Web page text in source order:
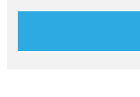
más información consulte